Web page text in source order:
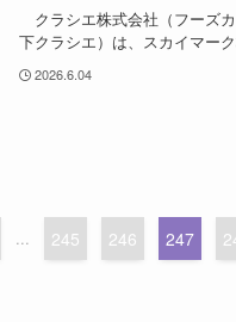
クラシエ株式会社（フーズ
下クラシエ）は、スカイマー
2026.6.04
... 245 246 247